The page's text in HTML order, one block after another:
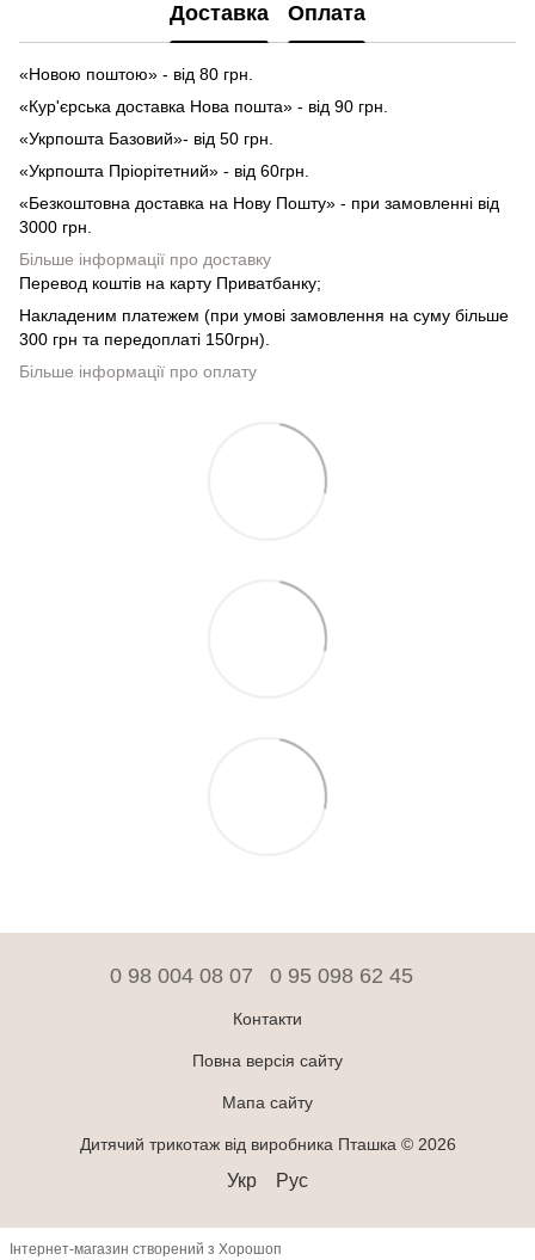
Доставка Оплата
«Новою поштою» - від 80 грн.
«Кур'єрська доставка Нова пошта» - від 90 грн.
«Укрпошта Базовий»- від 50 грн.
«Укрпошта Пріорітетний» - від 60грн.
«Безкоштовна доставка на Нову Пошту» - при замовленні від
3000 грн.
Більше інформації про доставку
Перевод коштів на карту Приватбанку;
Накладеним платежем (при умові замовлення на суму більше
300 грн та передоплаті 150грн).
Більше інформації про оплату
0 98 004 08 07 0 95 098 62 45
Контакти
Повна версія сайту
Мапа сайту
Дитячий трикотаж від виробника Пташка © 2026
Укр Рус
Інтернет-магазин створений з Хорошоп